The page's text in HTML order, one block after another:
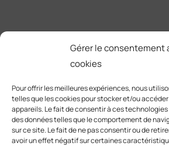
Gérer le consentement
cookies
Pour offrir les meilleures expériences, nous
telles que les cookies pour stocker et/ou
appareils. Le fait de consentir à ces
des données telles que le comportement de
sur ce site. Le fait de ne pas consentir ou de
avoir un effet négatif sur certaines